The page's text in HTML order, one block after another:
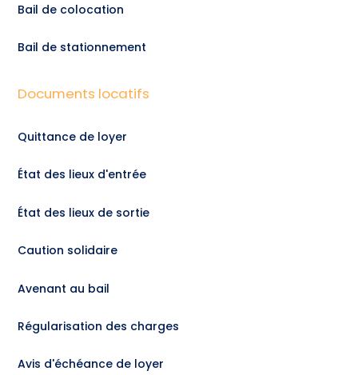
Bail de colocation
Bail de stationnement
Documents locatifs
Quittance de loyer
État des lieux d'entrée
État des lieux de sortie
Caution solidaire
Avenant au bail
Régularisation des charges
Avis d'échéance de loyer